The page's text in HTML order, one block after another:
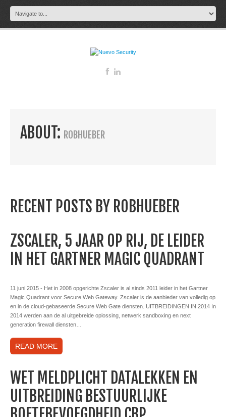
ABOUT: ROBHUEBER
RECENT POSTS BY ROBHUEBER
ZSCALER, 5 JAAR OP RIJ, DE LEIDER
IN HET GARTNER MAGIC QUADRANT
11 juni 2015 - Het in 2008 opgerichte Zscaler is al sinds 2011 leider in het Gartner
Magic Quadrant voor Secure Web Gateway. Zscaler is de aanbieder van volledig op
en in de cloud-gebaseerde Secure Web Gate diensten. UITBREIDINGEN IN 2014 In
2014 werden aan de al uitgebreide oplossing, netwerk sandboxing en next
generation firewall diensten…
READ MORE
WET MELDPLICHT DATALEKKEN EN
UITBREIDING BESTUURLIJKE